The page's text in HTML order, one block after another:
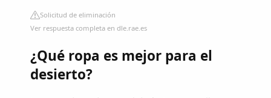
Solicitud de eliminación
Ver respuesta completa en dle.rae.es
¿Qué ropa es mejor para el
desierto?